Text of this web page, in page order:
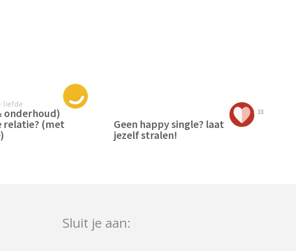
liefde
onderhoud)
relatie? (met
33
Geen happy single? laat
jezelf stralen!
Sluit je aan: